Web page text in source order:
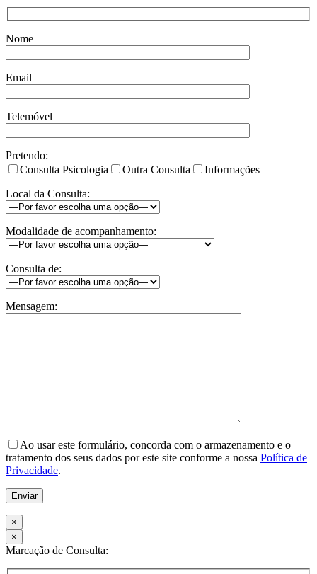
Nome
Email
Telemóvel
Pretendo:
Consulta Psicologia
Outra Consulta
Informações
Local da Consulta:
Modalidade de acompanhamento:
Consulta de:
Mensagem:
Ao usar este formulário, concorda com o armazenamento e o
tratamento dos seus dados por este site conforme a nossa Política de
Privacidade.
×
×
Marcação de Consulta: